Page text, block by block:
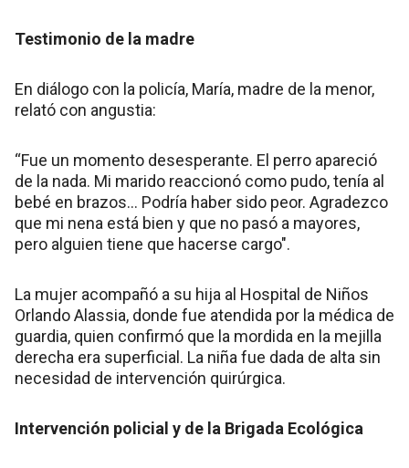
Testimonio de la madre
En diálogo con la policía, María, madre de la menor,
relató con angustia:
“Fue un momento desesperante. El perro apareció
de la nada. Mi marido reaccionó como pudo, tenía al
bebé en brazos... Podría haber sido peor. Agradezco
que mi nena está bien y que no pasó a mayores,
pero alguien tiene que hacerse cargo".
La mujer acompañó a su hija al Hospital de Niños
Orlando Alassia, donde fue atendida por la médica de
guardia, quien confirmó que la mordida en la mejilla
derecha era superficial. La niña fue dada de alta sin
necesidad de intervención quirúrgica.
Intervención policial y de la Brigada Ecológica